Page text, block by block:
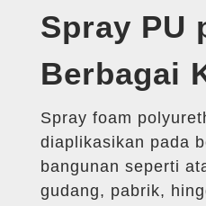
Spray PU
Berbagai
Spray foam
diaplikasikan pada
bangunan seperti
gudang, pabrik,